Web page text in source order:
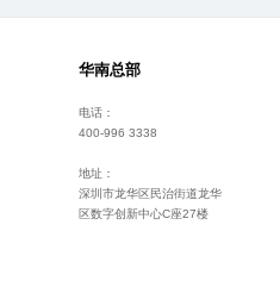
华南总部
电话：
400-996 3338
地址：
深圳市龙华区民治街道龙华
区数字创新中心C座27楼